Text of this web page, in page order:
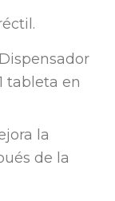
Dispensador
tableta en
la
de la